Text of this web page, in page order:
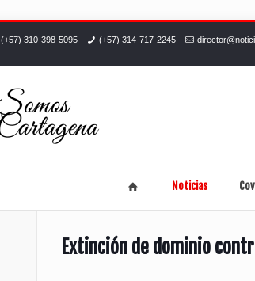
(+57) 310-398-5095 (+57) 314-717-2245
Noticias
Extinción de dominio